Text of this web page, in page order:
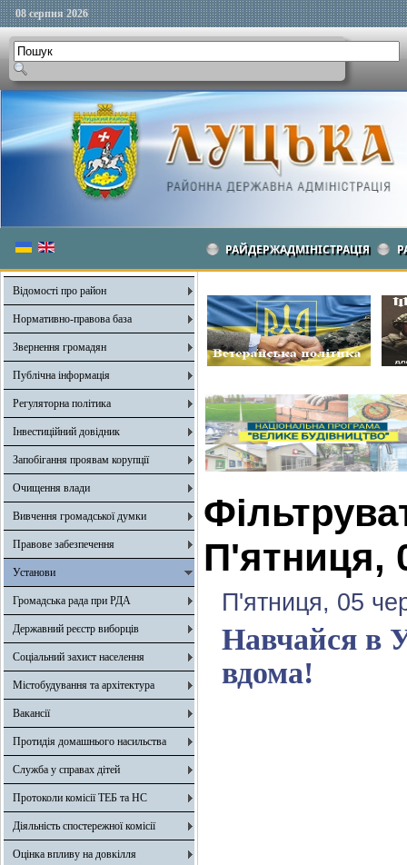
08 серпня 2026
РАЙДЕРЖАДМІНІСТРАЦІЯ
Відомості про район
Нормативно-правова база
Звернення громадян
Публічна інформація
Регуляторна політика
Інвестиційний довідник
Запобігання проявам корупції
Очищення влади
Вивчення громадської думки
Правове забезпечення
Установи
Громадська рада при РДА
Державний реєстр виборців
Соціальний захист населення
Містобудування та архітектура
Вакансії
Протидія домашнього насильства
Служба у справах дітей
Протоколи комісії ТЕБ та НС
Діяльність спостережної комісії
Оцінка впливу на довкілля
П'ятниця,
П'ятниця, 05
Навчайся в
вдома!